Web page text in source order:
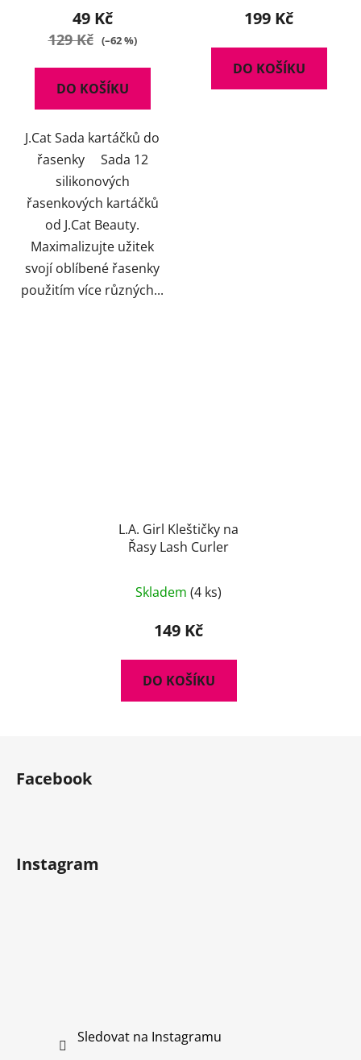
49 Kč
129 Kč (–62 %)
DO KOŠÍKU
J.Cat Sada kartáčků do
řasenky Sada 12
silikonových
řasenkových kartáčků
od J.Cat Beauty.
Maximalizujte užitek
svojí oblíbené řasenky
použitím více různých...
produktu
5,0
z
199 Kč
DO KOŠÍKU
L.A. Girl Kleštičky na
Řasy Lash Curler
Skladem (4 ks)
149 Kč
DO KOŠÍKU
Facebook
Instagram
Sledovat na Instagramu